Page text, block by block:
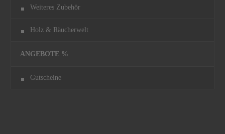
Weiteres Zubehör
Holz & Räucherwelt
ANGEBOTE %
Gutscheine